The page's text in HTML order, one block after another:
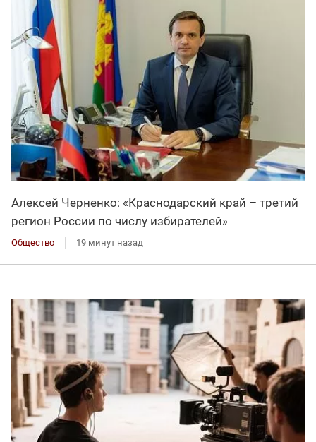
Алексей Черненко: «Краснодарский край – третий
регион России по числу избирателей»
Общество 19 минут назад